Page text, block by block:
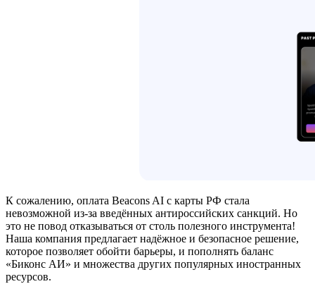
К сожалению, оплата Beacons AI с карты РФ стала
невозможной из-за введённых антироссийских санкций. Но
это не повод отказываться от столь полезного инструмента!
Наша компания предлагает надёжное и безопасное решение,
которое позволяет обойти барьеры, и пополнять баланс
«Биконс АИ» и множества других популярных иностранных
ресурсов.